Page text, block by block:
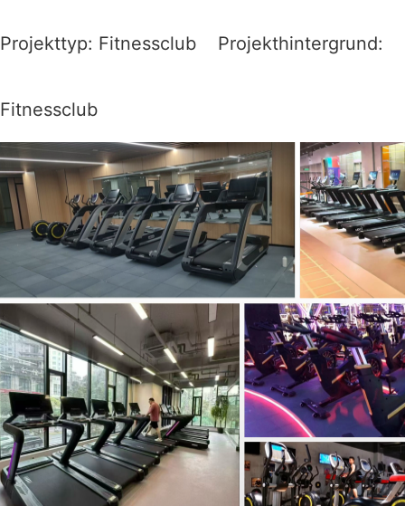
Projekttyp: Fitnessclub Projekthintergrund:
Fitnessclub